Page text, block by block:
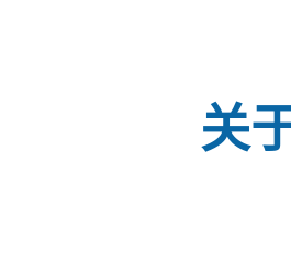
关